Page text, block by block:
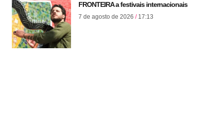
FRONTEIRA a festivais internacionais
7 de agosto de 2026 17:13